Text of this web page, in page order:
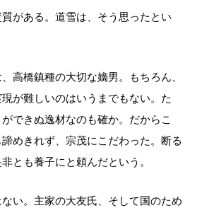
がある。道雪は、そう思ったとい
高橋鎮種の大切な嫡男。もちろん、
が難しいのはいうまでもない。た
できぬ逸材なのも確か。だからこ
めきれず、宗茂にこだわった。断る
とも養子にと頼んだという。
い。主家の大友氏、そして国のため